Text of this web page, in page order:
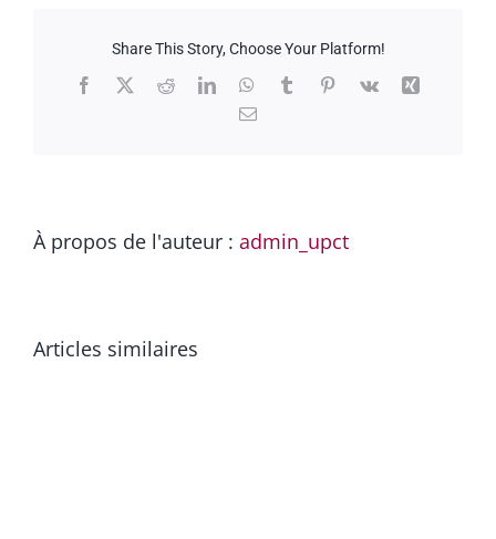
mots
Share This Story, Choose Your Platform!
Facebook
Reddit LinkedInWhatsApp
TumblrPinterest
Vk
Xing
Email
À propos de l'auteur : admin_upct
Articles similaires